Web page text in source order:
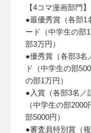
【4コマ漫画部門】
●最優秀賞（各部
ード（中学生の部
部3万円）
●優秀賞（各部3
ド（中学生の部
の部1万円）
●入賞（各部3名
（中学生の部
部5000円）
●審査員特別賞（